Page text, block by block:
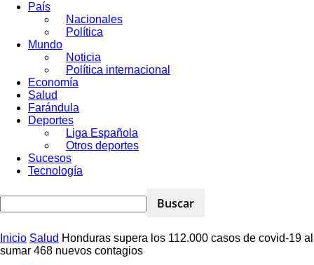
País
Nacionales
Política
Mundo
Noticia
Política internacional
Economía
Salud
Farándula
Deportes
Liga Española
Otros deportes
Sucesos
Tecnología
Inicio Salud Honduras supera los 112.000 casos de covid-19 al
sumar 468 nuevos contagios